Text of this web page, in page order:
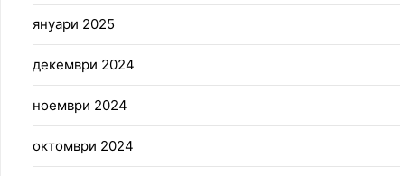
януари 2025
декември 2024
ноември 2024
октомври 2024